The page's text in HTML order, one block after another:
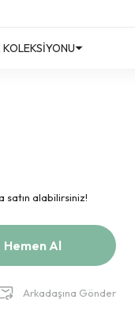
satın alabilirsiniz!
Hemen Al
Arkadaşına Gönder